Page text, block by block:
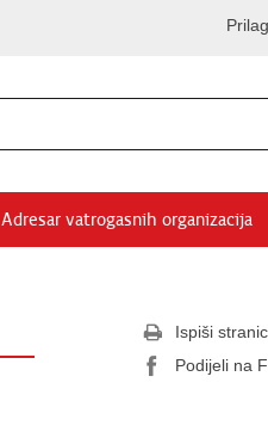
Adresar vatrogasnih organizacija
Ispiši
Podijeli na